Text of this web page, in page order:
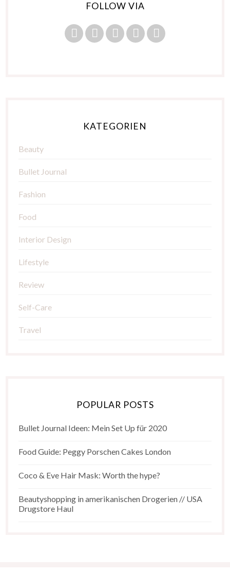
FOLLOW VIA
KATEGORIEN
Beauty
Bullet Journal
Fashion
Food
Interior Design
Lifestyle
Review
Self-Care
Travel
POPULAR POSTS
Bullet Journal Ideen: Mein Set Up für 2020
Food Guide: Peggy Porschen Cakes London
Coco & Eve Hair Mask: Worth the hype?
Beautyshopping in amerikanischen Drogerien // USA
Drugstore Haul